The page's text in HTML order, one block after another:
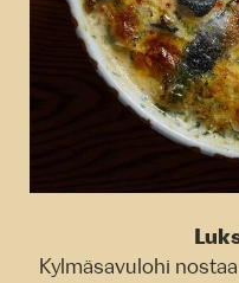
Kylmäsavulohi